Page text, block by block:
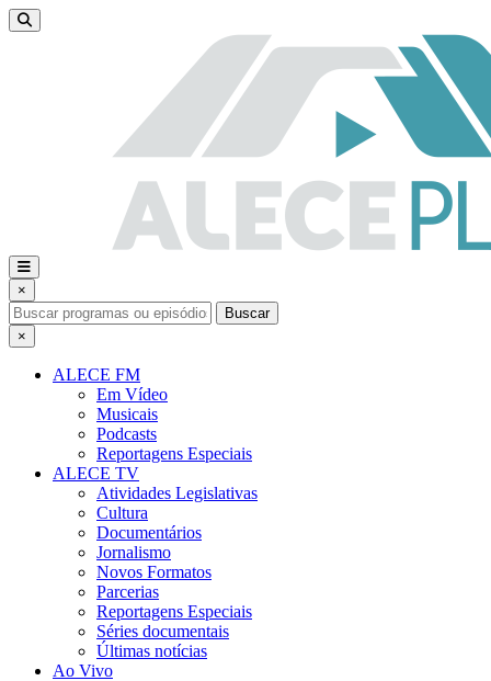
×
Buscar
×
ALECE FM
Em Vídeo
Musicais
Podcasts
Reportagens Especiais
ALECE TV
Atividades Legislativas
Cultura
Documentários
Jornalismo
Novos Formatos
Parcerias
Reportagens Especiais
Séries documentais
Últimas notícias
Ao Vivo